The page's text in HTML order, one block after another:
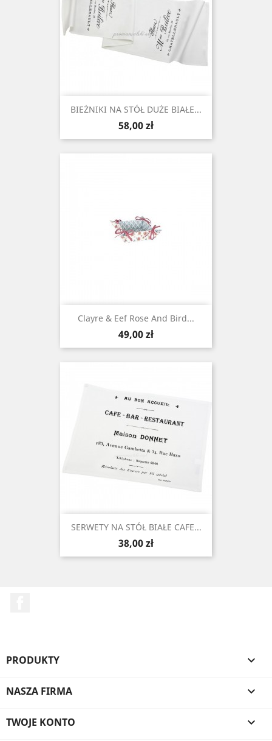
BIEŻNIKI NA STÓŁ DUŻE BIAŁE...
Cena
58,00 zł
Clayre & Eef Rose And Bird...
Cena
49,00 zł
SERWETY NA STÓŁ BIAŁE CAFE...
Cena
38,00 zł
PRODUKTY 
NASZA FIRMA 
TWOJE KONTO 